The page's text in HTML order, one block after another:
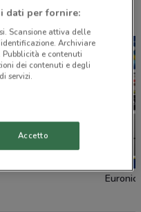
dati per fornire:
Scansione attiva delle
Archiviare
Pubblicità e contenuti
dei contenuti e degli
servizi.
Accetto